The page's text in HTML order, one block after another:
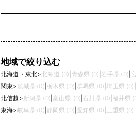
地域で絞り込む
北海道・東北>北海道 (0) 青森県 (0) 岩手県 (0) |
関東> 茨城県 (0) 栃木県 (0) 群馬県 (0) |埼玉県 (0)
北信越 >新潟県 (0) |富山県 (0) 石川県 (0) 福井県
東海>岐阜県 (0) 静岡県 (0) |愛知県 (0) 三重県 (0)